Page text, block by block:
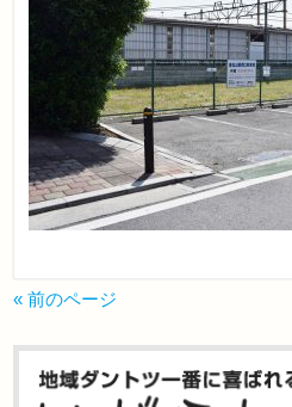
« 前のページ